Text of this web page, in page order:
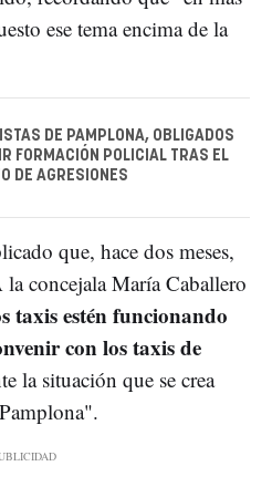
ese tema encima de la
DE PAMPLONA, OBLIGADOS
FORMACIÓN POLICIAL TRAS EL
DE AGRESIONES
que, hace dos meses,
concejala María Caballero
taxis estén funcionando
con los taxis de
la situación que se crea